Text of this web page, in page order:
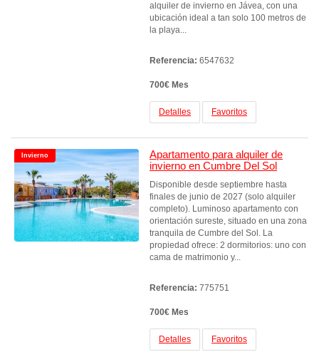
alquiler de invierno en Jávea, con una
ubicación ideal a tan solo 100 metros de
la playa...
Referencia: 6547632
700€ Mes
Detalles Favoritos
Invierno
Apartamento para alquiler de
invierno en Cumbre Del Sol
Disponible desde septiembre hasta
finales de junio de 2027 (solo alquiler
completo). Luminoso apartamento con
orientación sureste, situado en una zona
tranquila de Cumbre del Sol. La
propiedad ofrece: 2 dormitorios: uno con
cama de matrimonio y...
Referencia: 775751
700€ Mes
Detalles Favoritos